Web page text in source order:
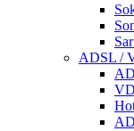
ADSL /